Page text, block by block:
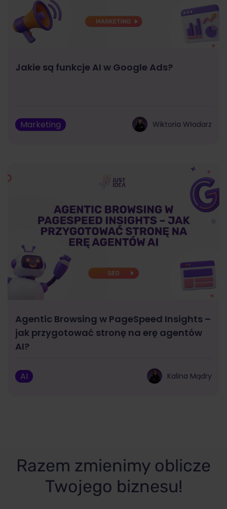
Jakie są funkcje AI w Google Ads?
Marketing Wiktoria Władarz
Agentic Browsing w PageSpeed Insights –
jak przygotować stronę na erę agentów
AI?
AI Kalina Mądry
Razem zmienimy oblicze
Twojego biznesu!